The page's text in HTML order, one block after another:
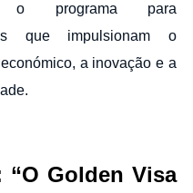
o programa para
que impulsionam o
a inovação e a
“O Golden Visa